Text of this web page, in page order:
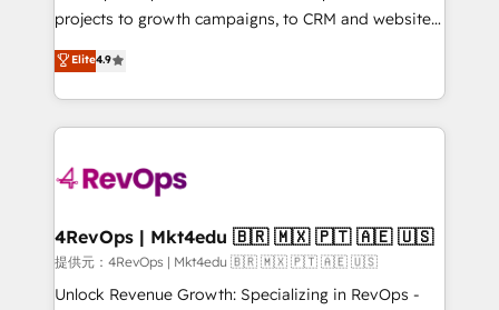
potential of the powerful HubSpot CRM. ✔️A team of
HubSpot experience ✔️Flexible pricing models —
Hourly-fee (assigned one Dedicated HubSpot
requirement). ✔️Helped over 25,000+ customers so
far with our HubSpot solutions. ✔️Bespoke apps &
on-demand bundle services. Connect with us today!
projects to growth campaigns, to CRM and websites.
Hire an agency that's experienced in every inch of
HubSpot and willing to work hand-in-hand with your
team to simplify the complex and build a better
experience for your team and customers.
Elite4.9
4RevOps | Mkt4edu 🇧🇷 🇲🇽 🇵🇹 🇦🇪 🇺🇸
提供元：4RevOps | Mkt4edu 🇧🇷 🇲🇽 🇵🇹 🇦🇪 🇺🇸
Unlock Revenue Growth: Specializing in RevOps -